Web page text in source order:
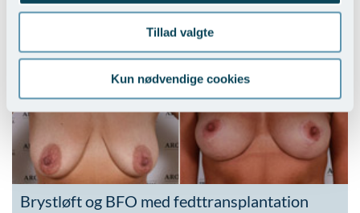
Tillad valgte
Kun nødvendige cookies
Vis behandlingseksempler>
Brystløft og BFO med fedttransplantation